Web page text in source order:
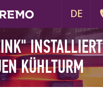
INSTALLIERT
KÜHLTURM
DE